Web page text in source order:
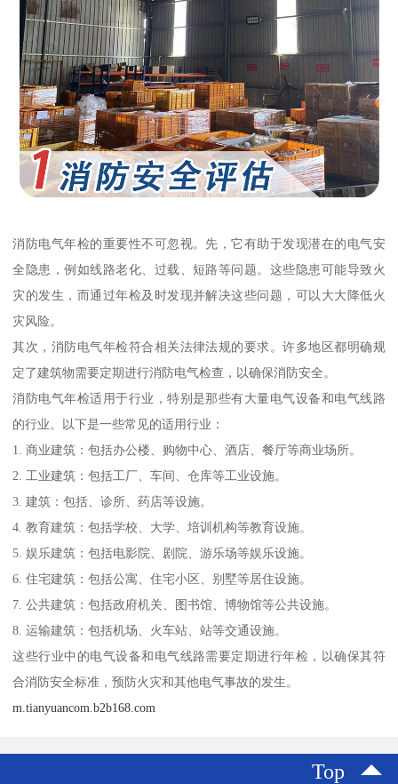
消防电气年检的重要性不可忽视。先，它有助于发现潜在的电气安
全隐患，例如线路老化、过载、短路等问题。这些隐患可能导致火
灾的发生，而通过年检及时发现并解决这些问题，可以大大降低火
灾风险。
其次，消防电气年检符合相关法律法规的要求。许多地区都明确规
定了建筑物需要定期进行消防电气检查，以确保消防安全。
消防电气年检适用于行业，特别是那些有大量电气设备和电气线路
的行业。以下是一些常见的适用行业：
1. 商业建筑：包括办公楼、购物中心、酒店、餐厅等商业场所。
2. 工业建筑：包括工厂、车间、仓库等工业设施。
3. 建筑：包括、诊所、药店等设施。
4. 教育建筑：包括学校、大学、培训机构等教育设施。
5. 娱乐建筑：包括电影院、剧院、游乐场等娱乐设施。
6. 住宅建筑：包括公寓、住宅小区、别墅等居住设施。
7. 公共建筑：包括政府机关、图书馆、博物馆等公共设施。
8. 运输建筑：包括机场、火车站、站等交通设施。
这些行业中的电气设备和电气线路需要定期进行年检，以确保其符
合消防安全标准，预防火灾和其他电气事故的发生。
m.tianyuancom.b2b168.com
Top